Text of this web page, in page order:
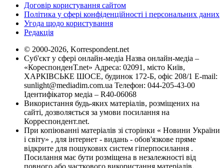
Договір користування сайтом
Політика у сфері конфіденційності і персональних даних
Угода щодо користування
Редакція
© 2000-2026, Korrespondent.net
Суб'єкт у сфері онлайн-медіа Назва онлайн-медіа –
«КореспонденТ.net» Адреса: 02091, місто Київ,
ХАРКІВСЬКЕ ШОСЕ, будинок 172-Б, офіс 208/1 E-mail:
sunlight@mediadim.com.ua Телефон: 044-205-43-00
Ідентифікатор медіа – R40-06068
Використання будь-яких матеріалів, розміщених на
сайті, дозволяється за умови посилання на
Корреспондент.net.
При копіюванні матеріалів зі сторінки « Новини України
і світу» , для інтернет - видань - обов'язкове пряме
відкрите для пошукових систем гіперпосилання .
Посилання має бути розміщена в незалежності від
повного або часткового використання матеріалів.